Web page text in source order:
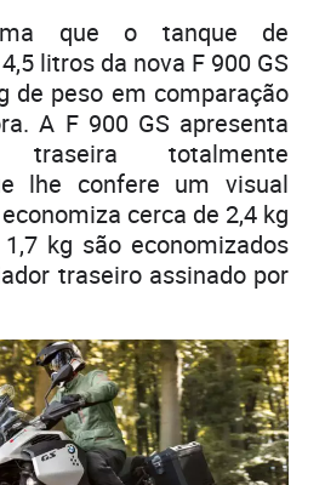
que o tanque de
litros da nova F 900 GS
de peso em comparação
A F 900 GS apresenta
totalmente
lhe confere um visual
cerca de 2,4 kg
kg são economizados
traseiro assinado por